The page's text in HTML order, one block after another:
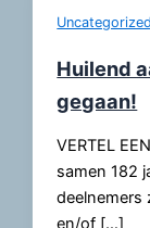
Uncategorized
Huilend
gegaan!
VERTEL
samen 182
deelnemers
en/of […]